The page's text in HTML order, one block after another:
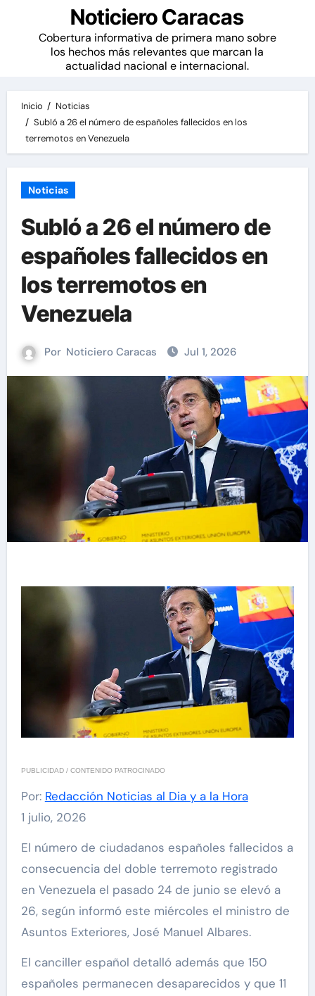
Noticiero Caracas
Cobertura informativa de primera mano sobre
los hechos más relevantes que marcan la
actualidad nacional e internacional.
Inicio
Noticias
SubIó a 26 el número de españoles fallecidos en los
terremotos en Venezuela
Noticias
SubIó a 26 el número de
españoles fallecidos en
los terremotos en
Venezuela
Por Noticiero Caracas Jul 1, 2026
PUBLICIDAD / CONTENIDO PATROCINADO
Por: Redacción Noticias al Dia y a la Hora
1 julio, 2026
El número de ciudadanos españoles fallecidos a
consecuencia del doble terremoto registrado
en Venezuela el pasado 24 de junio se elevó a
26, según informó este miércoles el ministro de
Asuntos Exteriores, José Manuel Albares.
El canciller español detalló además que 150
españoles permanecen desaparecidos y que 11